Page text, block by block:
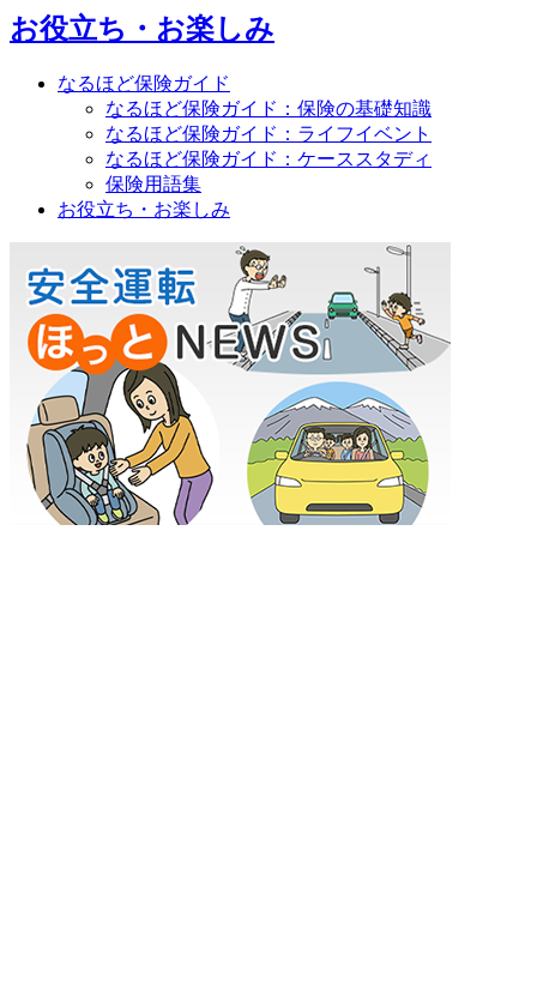
お役立ち・お楽しみ
なるほど保険ガイド
なるほど保険ガイド：保険の基礎知識
なるほど保険ガイド：ライフイベント
なるほど保険ガイド：ケーススタディ
保険用語集
お役立ち・お楽しみ